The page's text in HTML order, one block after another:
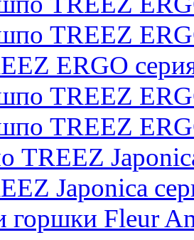
TREEZ
ERGO
TREEZ
TREEZ
TREEZ
Japonica
горшки Fleur